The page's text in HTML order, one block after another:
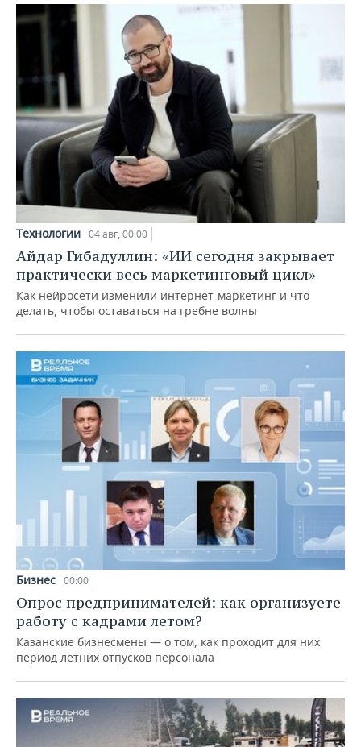
Технологии 04 авг, 00:00
Айдар Гибадуллин: «ИИ сегодня закрывает
практически весь маркетинговый цикл»
Как нейросети изменили интернет-маркетинг и что
делать, чтобы оставаться на гребне волны
Бизнес 00:00
Опрос предпринимателей: как организуете
работу с кадрами летом?
Казанские бизнесмены — о том, как проходит для них
период летних отпусков персонала